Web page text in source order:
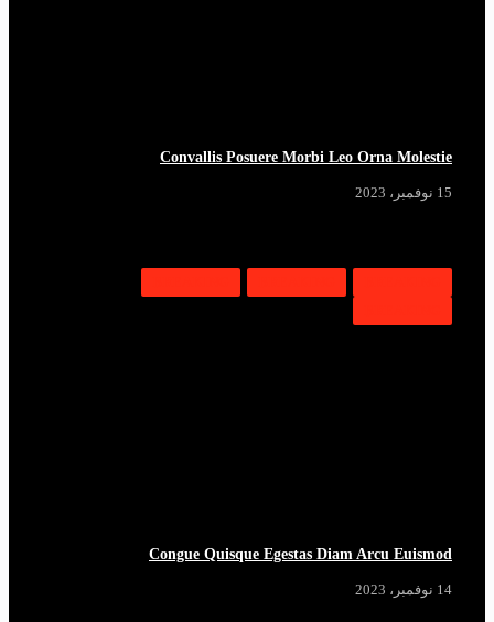
Convallis Posuere Morbi Leo Orna Molestie
15 نوفمبر، 2023
Congue Quisque Egestas Diam Arcu Euismod
14 نوفمبر، 2023